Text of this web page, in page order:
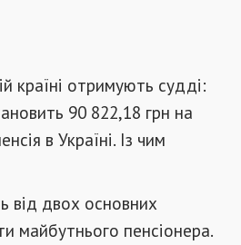
країні отримують судді:
90 822,18 грн на
в Україні. Із чим
від двох основних
майбутнього пенсіонера.